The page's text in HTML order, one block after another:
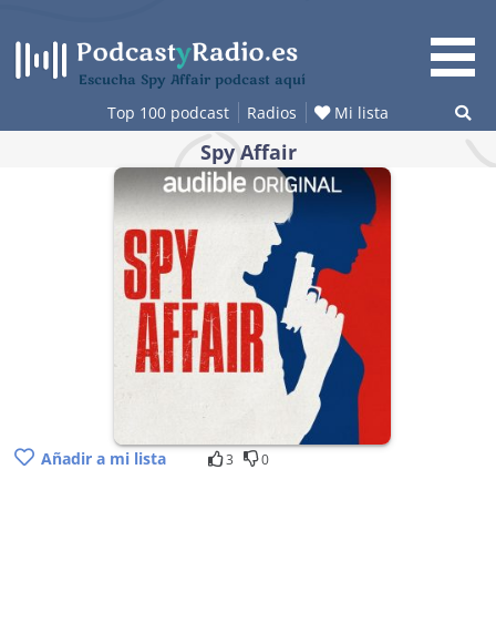
contenido
Escucha Spy Affair podcast aquí
Top 100 podcast Radios Mi lista
Spy Affair
Añadir a mi lista 3 0